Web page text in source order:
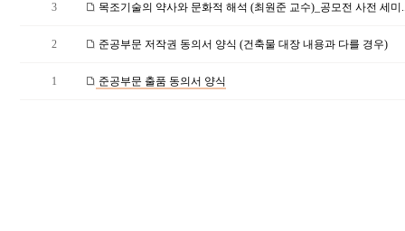
3 목조기술의 약사와 문화적 해석 (최원준 교수)_공모전 사전 세미..
2 준공부문 저작권 동의서 양식 (건축물 대장 내용과 다를 경우)
1 준공부문 출품 동의서 양식